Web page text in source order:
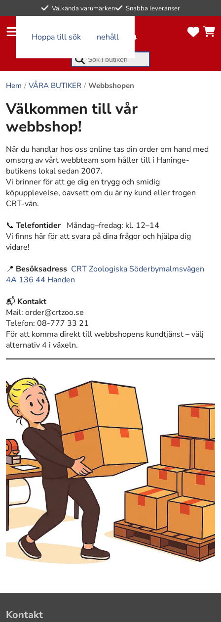
Hoppa till huvudinnehåll
Hoppa till sök
Välkända varumärken Snabba leveranser
artikl
ar i
favor
kund
Börja skriva för att söka
Hem VÅRA BUTIKER Webbshopen
Välkommen till vår
webbshop!
När du handlar hos oss online tas din order om hand med
omsorg av vårt webbteam som håller till i Haninge-
butikens lokal sedan 2007.
Vi brinner för att ge dig en trygg och smidig
köpupplevelse, oavsett om du är ny kund eller trogen
CRT-vän.
📞 TelefontiderMåndag–fredag: kl. 12–14
Vi finns här för att svara på dina frågor och hjälpa dig
vidare!
📍 Besöksadress CRT Zoologiska Söderbymalmsvägen
4A 136 44 Handen
📬 Kontakt
Mail: order@crtzoo.se
Telefon: 08-777 33 21
För att komma direkt till webbshopens kundtjänst – välj
alternativ 4 i växeln.
Kontakt